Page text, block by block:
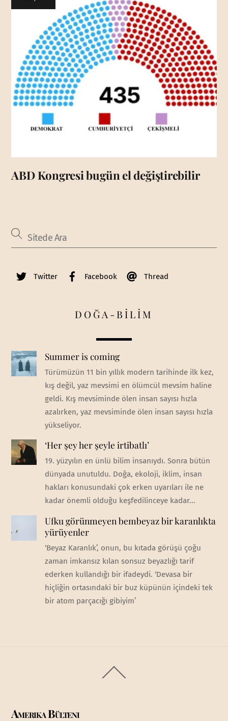
ABD Kongresi bugün el değiştirebilir
Twitter Facebook Thread
DOĞA-BİLİM
Summer is coming
Türümüzün 11 bin yıllık modern tarihinde ilk kez,
kış değil, yaz mevsimi en ölümcül mevsim haline
geldi. Kış mevsiminde ölen insan sayısı hızla
azalırken, yaz mevsiminde ölen insan sayısı hızla
yükseliyor.
‘Her şey her şeyle irtibatlı’
19. yüzyılın en ünlü bilim insanıydı. Sonra bütün
dünyada unutuldu. Doğa, ekoloji, iklim, insan
hakları konusundaki çok erken uyarıları ile ne
kadar önemli olduğu keşfedilinceye kadar...
Ufku görünmeyen bembeyaz bir karanlıkta
yürüyenler
‘Beyaz Karanlık’, onun, bu kıtada görüşü çoğu
zaman imkansız kılan sonsuz beyazlığı tarif
ederken kullandığı bir ifadeydi. ‘Devasa bir
hiçliğin ortasındaki bir buz küpünün içindeki tek
bir atom parçacığı gibiyim’
To
Amerika Bülteni